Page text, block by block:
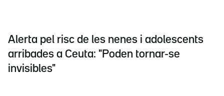
Alerta pel risc de les nenes i adolescents
arribades a Ceuta: "Poden tornar-se
invisibles"